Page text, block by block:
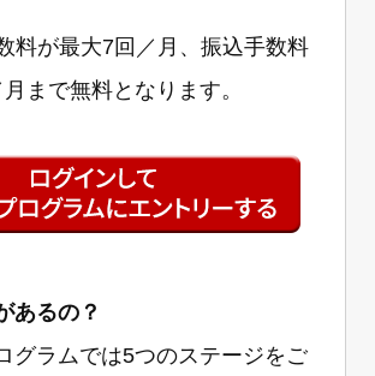
料が最大7回／月、振込手数料
まで無料となります。
あるの？
グラムでは5つのステージをご